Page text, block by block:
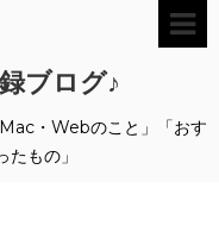
ブログ♪
・Webのこと」「おす
もの」